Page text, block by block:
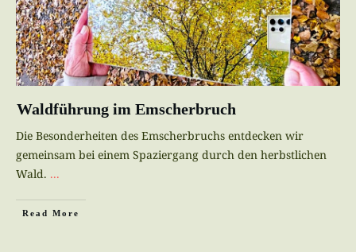
Waldführung im Emscherbruch
Die Besonderheiten des Emscherbruchs entdecken wir
gemeinsam bei einem Spaziergang durch den herbstlichen
Wald. ...
Read More